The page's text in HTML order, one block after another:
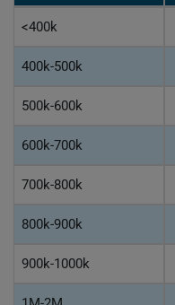
<400k
400k-500k
500k-600k
600k-700k
700k-800k
800k-900k
900k-1000k